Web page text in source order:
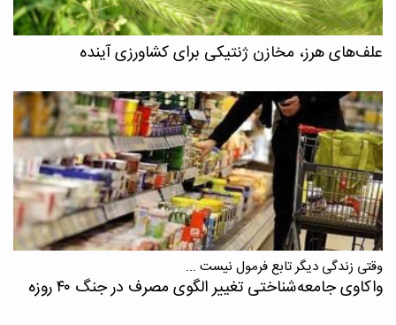
علف‌های هرز، مخازن ژنتیکی برای کشاورزی آینده
وقتی زندگی دیگر تابع فرمول نیست ...
واکاوی جامعه‌شناختی تغییر الگوی مصرف در جنگ ۴۰ روزه